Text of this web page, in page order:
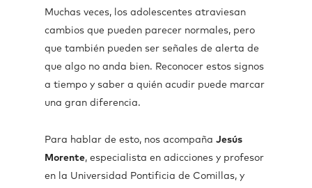
Muchas veces, los adolescentes atraviesan
cambios que pueden parecer normales, pero
que también pueden ser señales de alerta de
que algo no anda bien. Reconocer estos signos
a tiempo y saber a quién acudir puede marcar
una gran diferencia.
Para hablar de esto, nos acompaña Jesús
Morente, especialista en adicciones y profesor
en la Universidad Pontificia de Comillas, y